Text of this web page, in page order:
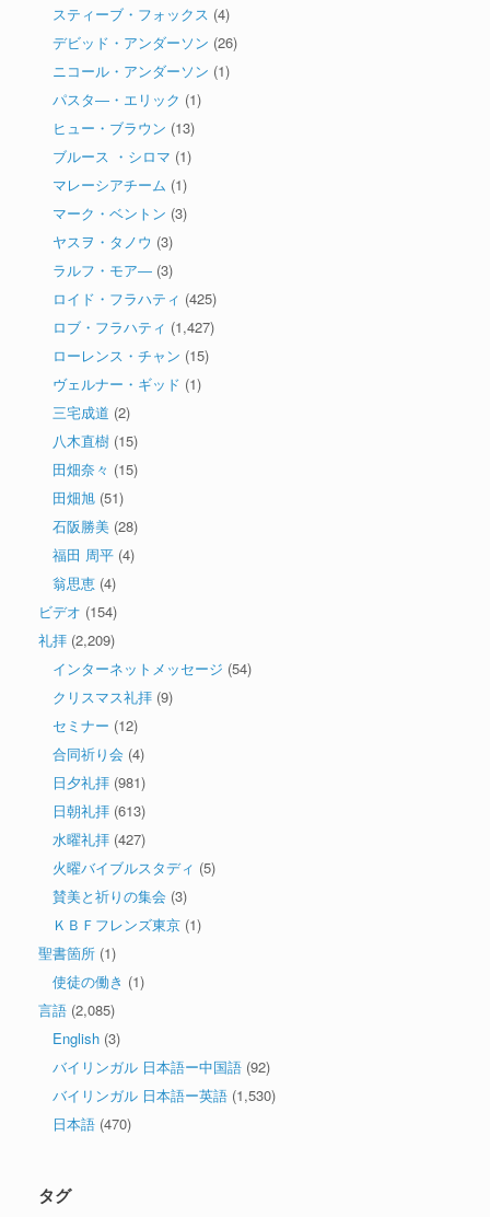
スティーブ・フォックス (4)
デビッド・アンダーソン (26)
ニコール・アンダーソン (1)
パスタ―・エリック (1)
ヒュー・ブラウン (13)
ブルース ・シロマ (1)
マレーシアチーム (1)
マーク・ベントン (3)
ヤスヲ・タノウ (3)
ラルフ・モア― (3)
ロイド・フラハティ (425)
ロブ・フラハティ (1,427)
ローレンス・チャン (15)
ヴェルナー・ギッド (1)
三宅成道 (2)
八木直樹 (15)
田畑奈々 (15)
田畑旭 (51)
石阪勝美 (28)
福田 周平 (4)
翁思恵 (4)
ビデオ (154)
礼拝 (2,209)
インターネットメッセージ (54)
クリスマス礼拝 (9)
セミナー (12)
合同祈り会 (4)
日夕礼拝 (981)
日朝礼拝 (613)
水曜礼拝 (427)
火曜バイブルスタディ (5)
賛美と祈りの集会 (3)
ＫＢＦフレンズ東京 (1)
聖書箇所 (1)
使徒の働き (1)
言語 (2,085)
English (3)
バイリンガル 日本語ー中国語 (92)
バイリンガル 日本語ー英語 (1,530)
日本語 (470)
タグ